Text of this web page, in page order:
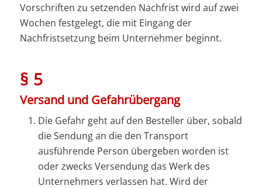
Vorschriften zu setzenden Nachfrist wird auf zwei
Wochen festgelegt, die mit Eingang der
Nachfristsetzung beim Unternehmer beginnt.
§ 5
Versand und Gefahrübergang
Die Gefahr geht auf den Besteller über, sobald
die Sendung an die den Transport
ausführende Person übergeben worden ist
oder zwecks Versendung das Werk des
Unternehmers verlassen hat. Wird der